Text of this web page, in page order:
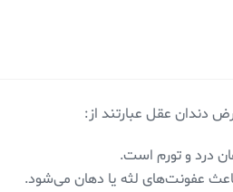
دندان عقل عبارتند از:
درد و تورم است.
عفونت‌های لثه یا دهان می‌شود.